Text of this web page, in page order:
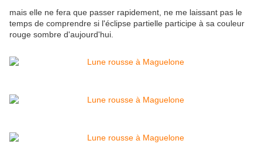
mais elle ne fera que passer rapidement, ne me laissant pas le
temps de comprendre si l'éclipse partielle participe à sa couleur
rouge sombre d'aujourd'hui.